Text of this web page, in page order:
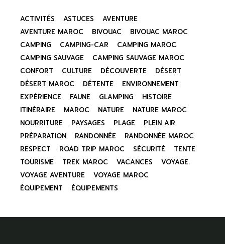
ACTIVITÉS ASTUCES
AVENTURE
AVENTURE MAROC
BIVOUAC
BIVOUAC MAROC
CAMPING
CAMPING-CAR
CAMPING MAROC
CAMPING SAUVAGE
CAMPING SAUVAGE MAROC
CONFORT
CULTURE DÉCOUVERTE
DÉSERT
DÉSERT MAROC
DÉTENTE
ENVIRONNEMENT
EXPÉRIENCE
FAUNE GLAMPING
HISTOIRE
ITINÉRAIRE
MAROC NATURE
NATURE MAROC
NOURRITURE
PAYSAGES PLAGE
PLEIN AIR
PRÉPARATION
RANDONNÉE
RANDONNÉE MAROC
RESPECT
ROAD TRIP MAROC SÉCURITÉ
TENTE
TOURISME
TREK MAROC VACANCES
VOYAGE.
VOYAGE AVENTURE
VOYAGE MAROC
ÉQUIPEMENT
ÉQUIPEMENTS